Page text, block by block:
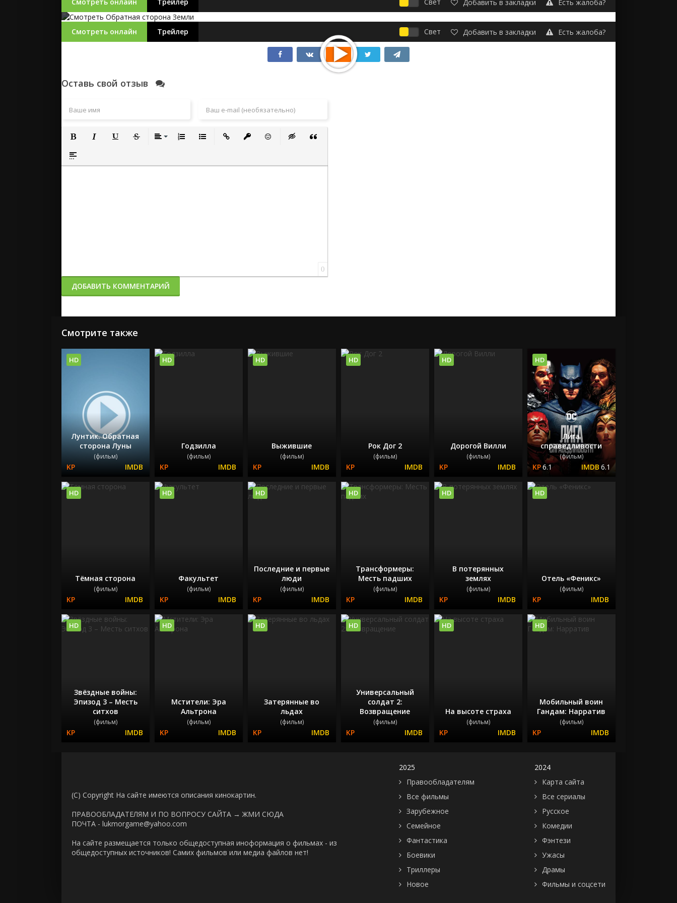
Добавить в закладки Есть жалоба?
Смотреть онлайн Трейлер Свет Добавить в закладки Есть жалоба?
Оставь свой отзыв
Полужирный
Вставка спойлера
0
ДОБАВИТЬ КОММЕНТАРИЙ
Смотрите также
Лунтик. Обратная
сторона Луны
(фильм)
HD
Годзилла
(фильм)
HD
Выжившие
(фильм)
HD
Рок Дог 2
(фильм)
HD
Дорогой Вилли
(фильм)
HD
Лига
справедливости
(фильм)
6.1 6.1
HD
Тёмная сторона
(фильм)
HD
Факультет
(фильм)
HD
Последние и первые
люди
(фильм)
HD
Трансформеры:
Месть падших
(фильм)
HD
В потерянных
землях
(фильм)
HD
Отель «Феникс»
(фильм)
HD
Звёздные войны:
Эпизод 3 – Месть
ситхов
(фильм)
HD
Мстители: Эра
Альтрона
(фильм)
HD
Затерянные во
льдах
(фильм)
HD
Универсальный
солдат 2:
Возвращение
(фильм)
HD
На высоте страха
(фильм)
HD
Мобильный воин
Гандам: Нарратив
(фильм)
HD
(C) Copyright На сайте имеются описания кинокартин.
ПРАВООБЛАДАТЕЛЯМ И ПО ВОПРОСУ САЙТА → ЖМИ СЮДА
ПОЧТА - lukmorgame@yahoo.com
На сайте размещается только общедоступная иноформация о фильмах - из
общедоступных источников! Самих фильмов или медиа файлов нет!
2025
Правообладателям
Все фильмы
Зарубежное
Семейное
Фантастика
Боевики
Триллеры
Новое
2024
Карта сайта
Все сериалы
Русское
Комедии
Фэнтези
Ужасы
Драмы
Фильмы и соцсети